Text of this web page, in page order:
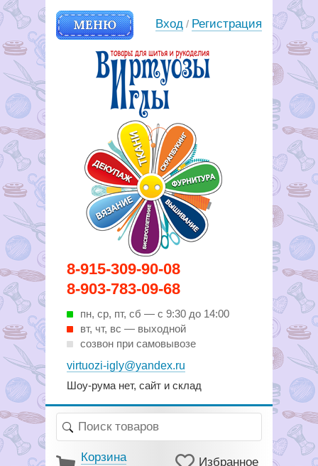
8-915-309-90-08
8-903-783-09-68
пн, ср, пт, cб — с 9:30 до 14:00
вт, чт, вс — выходной
созвон при самовывозе
virtuozi-igly@yandex.ru
Шоу-рума нет, сайт и склад
МЕНЮ
Вирутозы иглы. Товары для
шитья и рукоделья
Вход / Регистрация
Корзина Избранное